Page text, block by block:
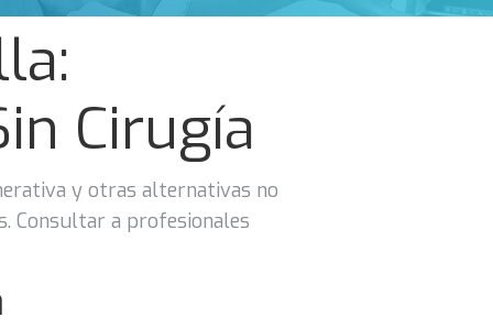
Cirugía
y otras alternativas no
Consultar a profesionales